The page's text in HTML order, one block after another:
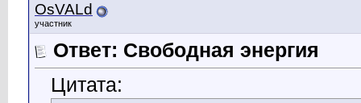
OsVALd
участник
Ответ: Свободная энергия
Цитата: